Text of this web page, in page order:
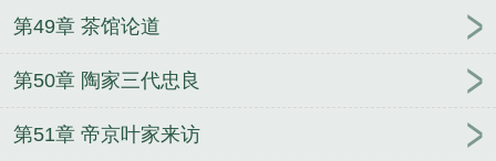
第49章 茶馆论道
第50章 陶家三代忠良
第51章 帝京叶家来访